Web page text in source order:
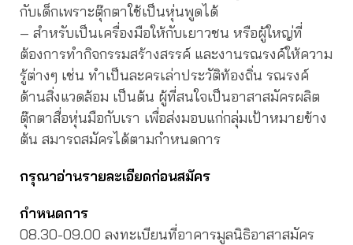
กับเด็กเพราะตุ๊กตาใช้เป็นหุ่นพูดได้
– สำหรับเป็นเครื่องมือให้กับเยาวชน หรือผู้ใหญ่ที่
ต้องการทำกิจกรรมสร้างสรรค์ และงานรณรงค์ให้ความ
รู้ต่างๆ เช่น ทำเป็นละครเล่าประวัติท้องถิ่น รณรงค์
ด้านสิ่งแวดล้อม เป็นต้น ผู้ที่สนใจเป็นอาสาสมัครผลิต
ตุ๊กตาสื่อหุ่นมือกับเรา เพื่อส่งมอบแก่กลุ่มเป้าหมายข้าง
ต้น สมารถสมัครได้ตามกำหนดการ
กรุณาอ่านรายละเอียดก่อนสมัคร
กำหนดการ
08.30-09.00 ลงทะเบียนที่อาคารมูลนิธิอาสาสมัคร